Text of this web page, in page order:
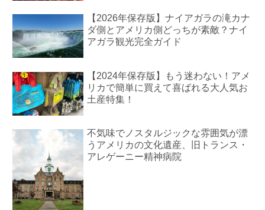
【2026年保存版】ナイアガラの滝カナ
ダ側とアメリカ側どっちが素敵？ナイ
アガラ観光完全ガイド
【2024年保存版】もう迷わない！アメ
リカで簡単に買えて喜ばれる大人気お
土産特集！
不気味でノスタルジックな雰囲気が漂
うアメリカの文化遺産、旧トランス・
アレゲーニー精神病院